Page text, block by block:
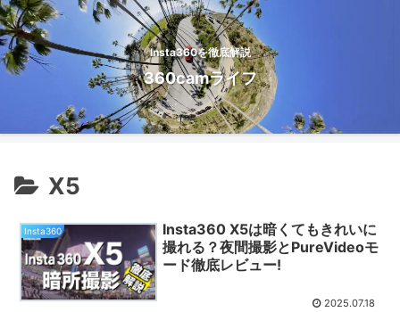
Insta360を徹底解説
360camライフ
X5
Insta360
Insta360 X5は暗くてもきれいに
撮れる？夜間撮影とPureVideoモ
ード徹底レビュー!
2025.07.18